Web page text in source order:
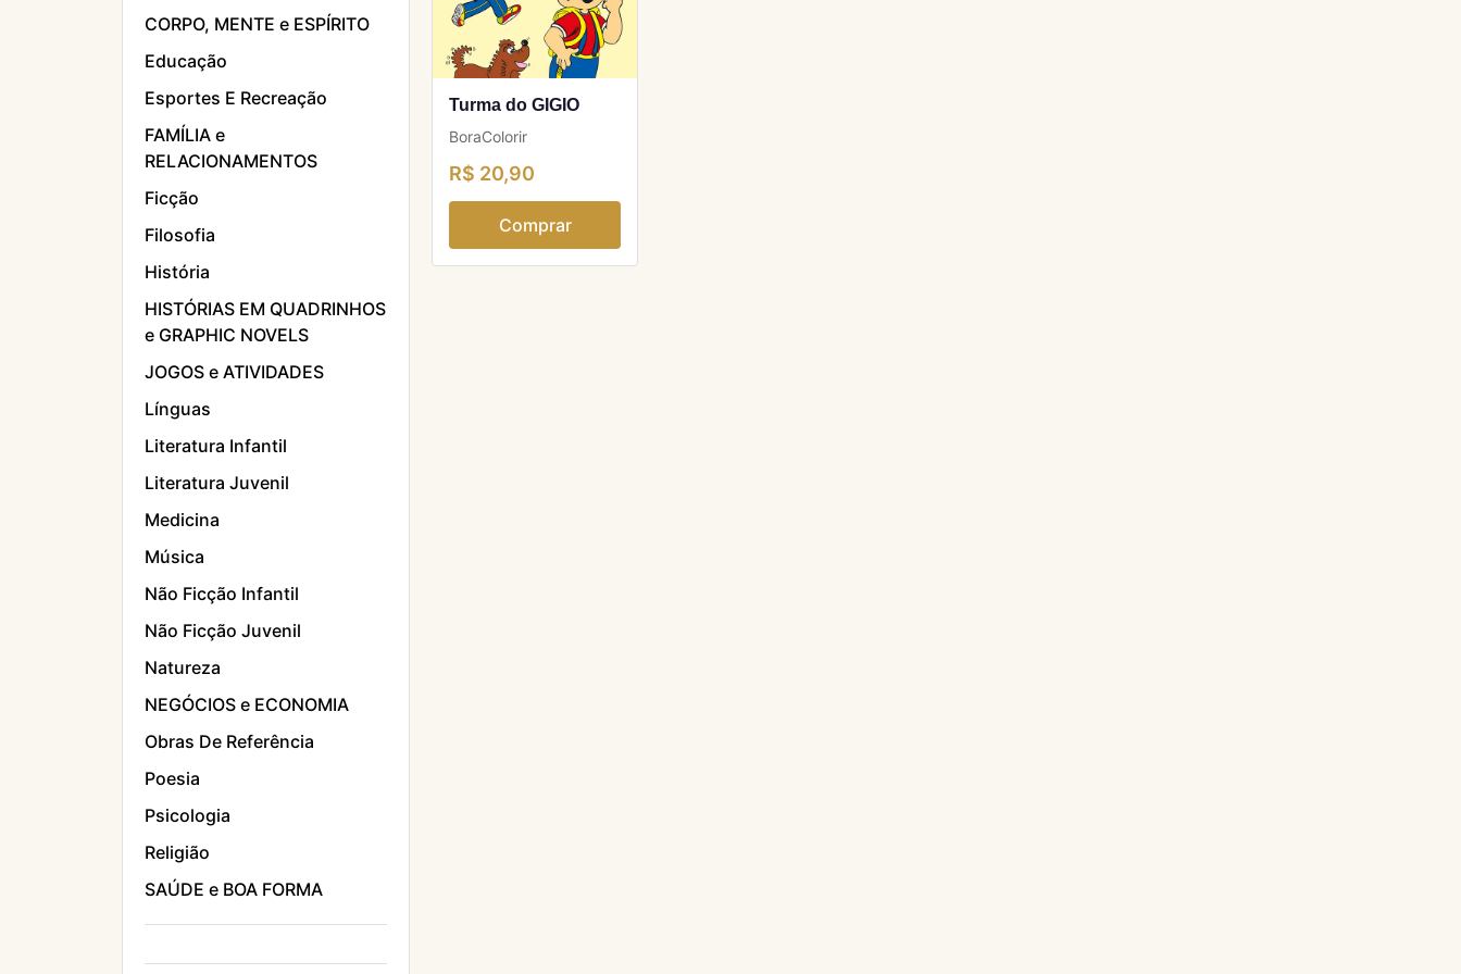
CORPO, MENTE e ESPÍRITO
Educação
Esportes E Recreação
FAMÍLIA e
RELACIONAMENTOS
Ficção
Filosofia
História
HISTÓRIAS EM QUADRINHOS
e GRAPHIC NOVELS
JOGOS e ATIVIDADES
Línguas
Literatura Infantil
Literatura Juvenil
Medicina
Música
Não Ficção Infantil
Não Ficção Juvenil
Natureza
NEGÓCIOS e ECONOMIA
Obras De Referência
Poesia
Psicologia
Religião
SAÚDE e BOA FORMA
Turma do GIGIO
BoraColorir
R$ 20,90
Comprar